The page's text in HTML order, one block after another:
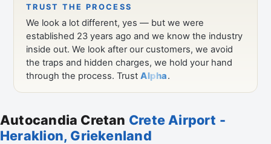
Autocandia Cretan Crete Airport -
Heraklion, Griekenland